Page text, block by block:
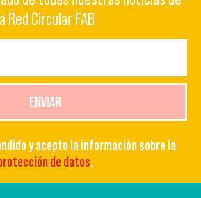
Red Circular FAB
y acepto la información sobre la
de datos.
ENVIAR